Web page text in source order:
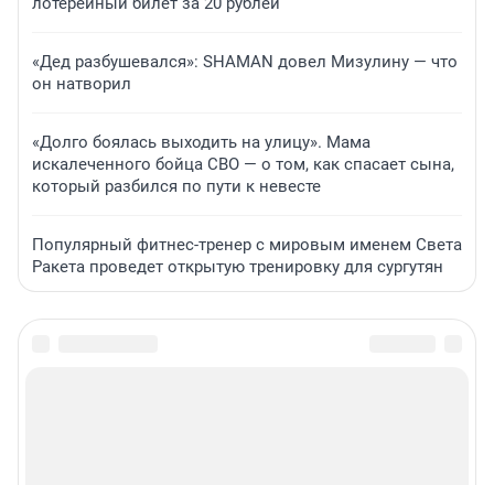
«Дед разбушевался»: SHAMAN довел Мизулину — что
он натворил
«Долго боялась выходить на улицу». Мама
искалеченного бойца СВО — о том, как спасает сына,
который разбился по пути к невесте
Популярный фитнес-тренер с мировым именем Света
Ракета проведет открытую тренировку для сургутян